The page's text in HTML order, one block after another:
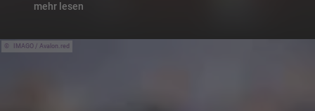
mehr lesen
IMAGO / Avalon.red